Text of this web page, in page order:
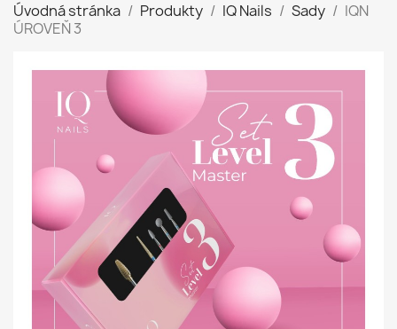
Úvodná stránka Produkty IQ Nails Sady
IQN
ÚROVEŇ 3